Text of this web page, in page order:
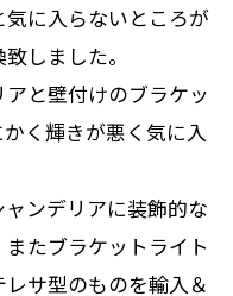
に入らないところが
しました。
と壁付けのブラケッ
く輝きが悪く気に入
ンデリアに装飾的な
たブラケットライト
サ型のものを輸入＆